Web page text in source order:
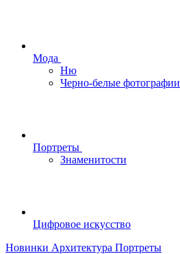
Мода
Ню
Черно-белые фотографии
Портреты
Знаменитости
Цифровое искусство
Новинки Архитектура Портреты